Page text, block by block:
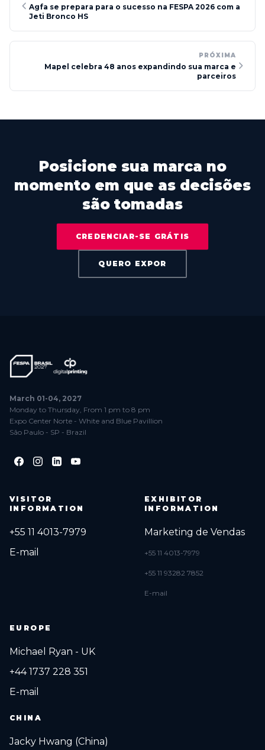
Agfa se prepara para o sucesso na FESPA 2026 com a
Jeti Bronco HS
PRÓXIMA
Mapel celebra 48 anos expandindo sua marca e
parceiros
Posicione sua marca no
momento em que as decisões
são tomadas
CREDENCIAR-SE GRÁTIS
QUERO EXPOR
March 01-04, 2027
Monday to Thursday, From 1 pm to 8 pm
Expo Center Norte - White and Blue Pavillion
São Paulo - SP - Brazil
VISITOR
INFORMATION
+55 11 4013-7979
E-mail
EXHIBITOR
INFORMATION
Marketing de Vendas
+55 11 4013-7979
+55 11 93282 7852
E-mail
EUROPE
Michael Ryan - UK
+44 1737 228 351
E-mail
CHINA
Jacky Hwang (China)